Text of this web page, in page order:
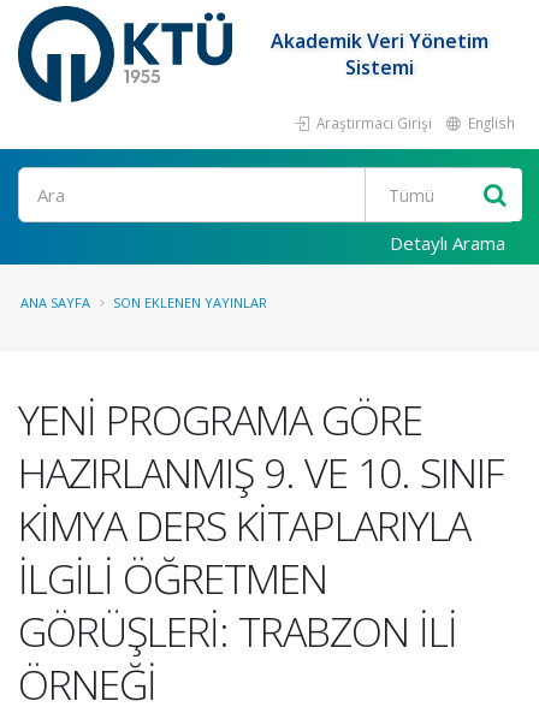
Akademik Veri Yönetim
Sistemi
Araştırmacı Girişi English
Ara
Detaylı Arama
ANA SAYFA SON EKLENEN YAYINLAR
YENİ PROGRAMA GÖRE
HAZIRLANMIŞ 9. VE 10. SINIF
KİMYA DERS KİTAPLARIYLA
İLGİLİ ÖĞRETMEN
GÖRÜŞLERİ: TRABZON İLİ
ÖRNEĞİ